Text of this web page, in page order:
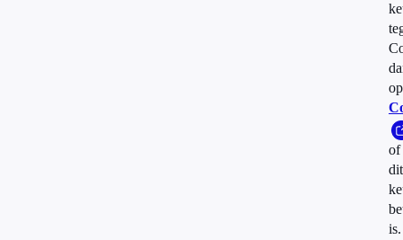
op
of
dit
is.